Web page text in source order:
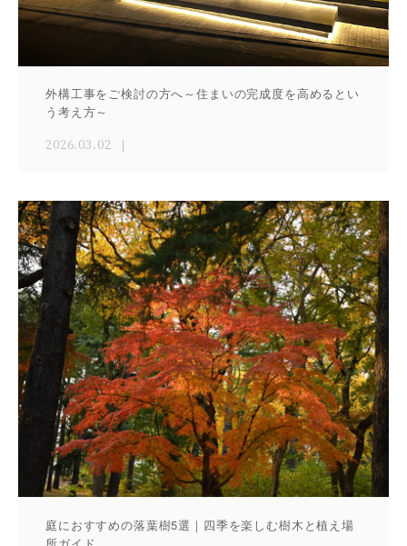
外構工事をご検討の方へ～住まいの完成度を高めるとい
う考え方～
2026.03.02
庭におすすめの落葉樹5選｜四季を楽しむ樹木と植え場